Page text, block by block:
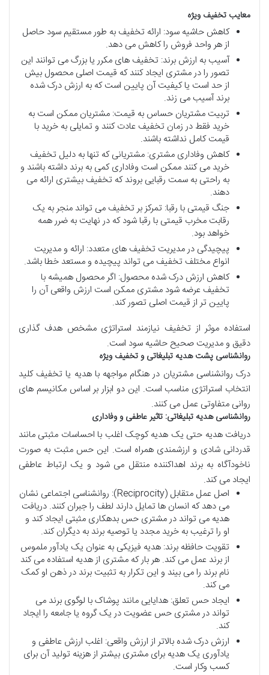
معایب تخفیف ویژه
کاهش حاشیه سود: ارائه تخفیف به طور مستقیم سود حاصل
از هر واحد فروش را کاهش می دهد.
آسیب به ارزش برند: تخفیف های مکرر یا بزرگ می توانند این
تصور را در مشتری ایجاد کنند که قیمت اصلی محصول بیش
از حد است یا کیفیت آن پایین است که به ارزش درک شده
برند آسیب می زند.
تربیت مشتریان حساس به قیمت: مشتریان ممکن است به
خرید فقط در زمان تخفیف عادت کنند و تمایلی به خرید با
قیمت کامل نداشته باشند.
کاهش وفاداری مشتری: مشتریانی که تنها به دلیل تخفیف
خرید می کنند ممکن است وفاداری کمی به برند داشته باشند و
به راحتی به سمت رقبایی بروند که تخفیف بیشتری ارائه می
دهند.
جنگ قیمتی با رقبا: تمرکز بر تخفیف می تواند منجر به یک
رقابت مخرب قیمتی با رقبا شود که در نهایت به ضرر همه
خواهد بود.
پیچیدگی در مدیریت تخفیف های متعدد: ارائه و مدیریت
انواع مختلف تخفیف می تواند پیچیده و مستعد خطا باشد.
کاهش ارزش درک شده محصول: اگر محصول همیشه با
تخفیف عرضه شود مشتری ممکن است ارزش واقعی آن را
پایین تر از قیمت اصلی تصور کند.
استفاده موثر از تخفیف نیازمند استراتژی مشخص هدف گذاری
دقیق و مدیریت صحیح حاشیه سود است.
روانشناسی پشت هدیه تبلیغاتی وتخفیف ویژه
درک روانشناسی مشتریان در هنگام مواجهه با هدیه یا تخفیف کلید
انتخاب استراتژی مناسب است. این دو ابزار بر اساس مکانیسم های
روانی متفاوتی عمل می کنند.
روانشناسی هدیه تبلیغاتی: تاثیرعاطفی ووفاداری
دریافت هدیه حتی یک هدیه کوچک اغلب با احساسات مثبتی مانند
قدردانی شادی و ارزشمندی همراه است. این حس مثبت به صورت
ناخودآگاه به برند اهداکننده منتقل می شود و یک ارتباط عاطفی
ایجاد می کند.
اصل عمل متقابل (Reciprocity): روانشناسی اجتماعی نشان
می دهد که انسان ها تمایل دارند لطف را جبران کنند. دریافت
هدیه می تواند در مشتری حس بدهکاری مثبتی ایجاد کند و
او را ترغیب به خرید مجدد یا توصیه برند به دیگران کند.
تقویت حافظه برند: هدیه فیزیکی به عنوان یک یادآور ملموس
از برند عمل می کند. هر بار که مشتری از هدیه استفاده می کند
نام برند را می بیند و این تکرار به تثبیت برند در ذهن او کمک
می کند.
ایجاد حس تعلق: هدایایی مانند پوشاک با لوگوی برند می
تواند در مشتری حس عضویت در یک گروه یا جامعه را ایجاد
کند.
ارزش درک شده بالاتر از ارزش واقعی: اغلب ارزش عاطفی و
یادآوری یک هدیه برای مشتری بیشتر از هزینه تولید آن برای
کسب وکار است.